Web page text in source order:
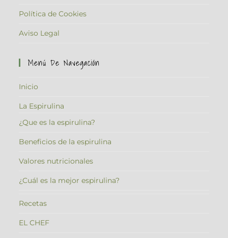
Política de Cookies
Aviso Legal
Menú De Navegación
Inicio
La Espirulina
¿Que es la espirulina?
Beneficios de la espirulina
Valores nutricionales
¿Cuál es la mejor espirulina?
Recetas
EL CHEF